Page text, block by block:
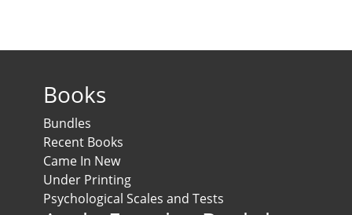
Books
Bundles
Recent Books
Came In New
Under Printing
Psychological Scales and Tests